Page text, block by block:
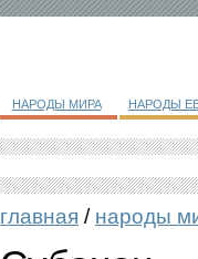
НАРОДЫ МИРА НАРОДЫ
главная / народы